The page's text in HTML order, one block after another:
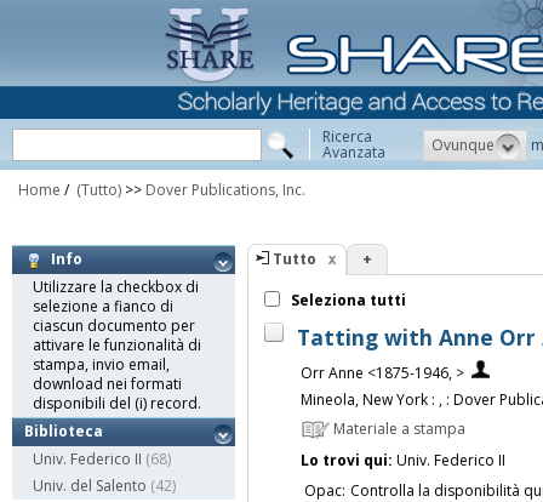
Ricerca
Avanzata Ovunque
Home / (Tutto) >> Dover Publications, Inc.
Info
Utilizzare la checkbox di
selezione a fianco di
ciascun documento per
attivare le funzionalità di
stampa, invio email,
download nei formati
disponibili del (i) record.
Biblioteca
Univ. Federico II (68)
Univ. del Salento (42)
Tutto +
Seleziona tutti
Tatting with Anne Orr
Orr Anne <1875-1946, >
Mineola, New York : , : Dover
Materiale a stampa
Lo trovi qui: Univ. Federico II
Opac: Controlla la disponibilità